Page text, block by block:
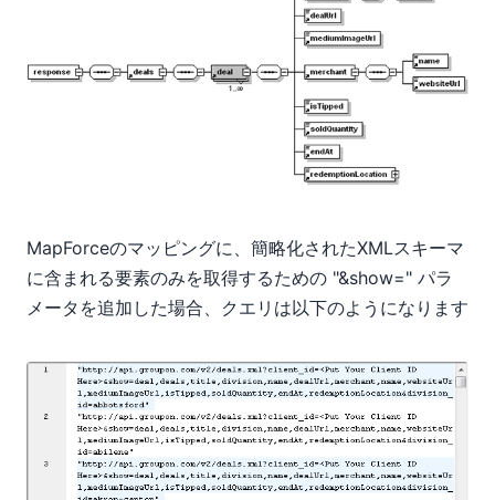
MapForceのマッピングに、簡略化されたXMLスキーマ
に含まれる要素のみを取得するための "&show=" パラ
メータを追加した場合、クエリは以下のようになります